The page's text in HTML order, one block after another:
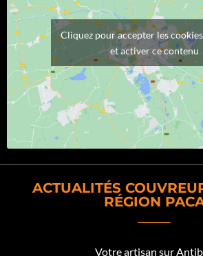
Cliquez pour accepter les
et activer ce contenu
ACTUALITÉS
RÉGION
Votre artisan sur